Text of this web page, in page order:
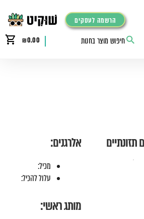
הרשמה לעסקים
₪0.00
תזונתיים אלרגנים:
מכיל:
עלול להכיל:
מותג ראשי: